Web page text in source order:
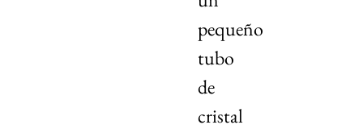
pequeño
tubo
de
cristal